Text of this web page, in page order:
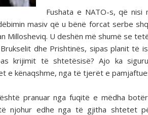
Fushata e NATO-s, që
masiv që u bënë forcat serbe
Millosheviq. U deshën më shumë se
dhe Prishtinës, sipas planit të
krijimit të shtetësisë? Ajo ka
e kënaqshme, nga të tjerët e
pranuar nga fuqitë e mëdha
njohur edhe nga të gjitha shtetet